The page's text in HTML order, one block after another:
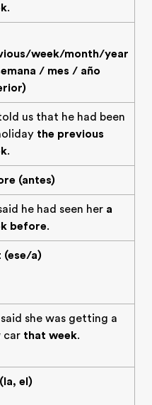
.
week/month/year
/ mes / año
us that he had been
the previous
.
(antes)
he had seen her a
before.
(ese/a)
said she was getting a
car that week.
el)